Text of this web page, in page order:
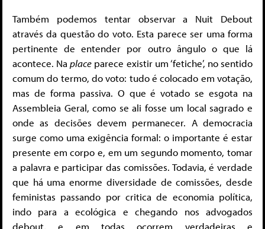
Também podemos tentar observar a Nuit Debout
através da questão do voto. Esta parece ser uma forma
pertinente de entender por outro ângulo o que lá
acontece. Naplace parece existir um ‘fetiche’, no sentido
comum do termo, do voto: tudo é colocado em votação,
mas de forma passiva. O que é votado se esgota na
Assembleia Geral, como se ali fosse um local sagrado e
onde as decisões devem permanecer. A democracia
surge como uma exigência formal: o importante é estar
presente em corpo e, em um segundo momento, tomar
a palavra e participar das comissões. Todavia, é verdade
que há uma enorme diversidade de comissões, desde
feministas passando por critica de economia política,
indo para a ecológica e chegando nos advogados
debout, e em todas ocorrem verdadeiras e